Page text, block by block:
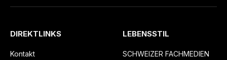
DIREKTLINKS
Kontakt
LEBENSSTIL
SCHWEIZER FACHMEDIEN